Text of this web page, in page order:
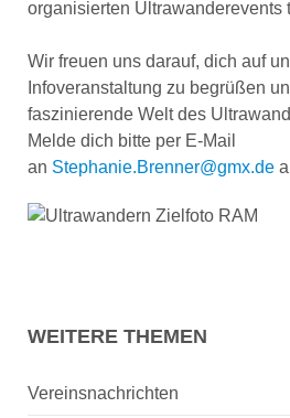
organisierten Ultrawanderevents
Wir freuen uns darauf, dich auf
Infoveranstaltung zu begrüßen
faszinierende Welt des
Melde dich bitte per E-Mail
an Stephanie.Brenner@gmx.de
WEITERE THEMEN
Vereinsnachrichten